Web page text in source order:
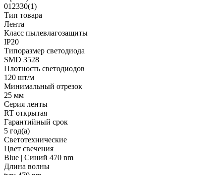
012330(1)
Тип товара
Лента
Класс пылевлагозащиты
IP20
Типоразмер светодиода
SMD 3528
Плотность светодиодов
120 шт/м
Минимальный отрезок
25 мм
Серия ленты
RT открытая
Гарантийный срок
5 год(а)
Светотехнические
Цвет свечения
Blue | Синий 470 nm
Длина волны